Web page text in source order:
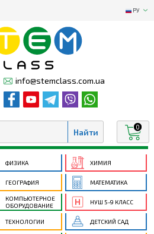
РУ
info@stemclass.com.ua
0
ФИЗИКА ХИМИЯ
ГЕОГРАФИЯ МАТЕМАТИКА
КОМПЬЮТЕРНОЕ
ОБОРУДОВАНИЕ
НУШ 5-9 КЛАСС
ТЕХНОЛОГИИ ДЕТСКИЙ САД